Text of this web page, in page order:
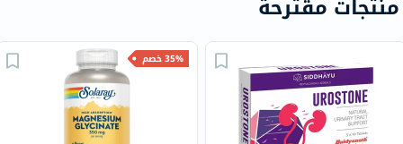
منتجات مقترحة
35% خصم